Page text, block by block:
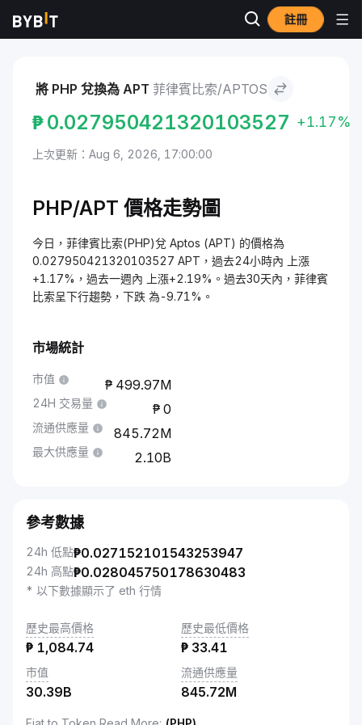
註冊
市場 Aptos 價格 APT 菲律賓比索 to Aptos
將 PHP 兌換為 APT 菲律賓比索/APTOS
₱0.027950421320103527 +1.17%
上次更新：Aug 6, 2026, 17:00:00
PHP/APT 價格走勢圖
今日，菲律賓比索(PHP)兌 Aptos (APT) 的價格為
0.027950421320103527 APT，過去24小時內 上漲
+1.17%，過去一週內 上漲+2.19%。過去30天內，菲律賓
比索呈下行趨勢，下跌 為-9.71%。
市場統計
市值 499.97M
24H 交易量 0
流通供應量 845.72M
最大供應量 2.10B
參考數據
24h 低點₱0.027152101543253947
24h 高點₱0.028045750178630483
* 以下數據顯示了 eth 行情
歷史最高價格
₱ 1,084.74
歷史最低價格
₱ 33.41
市值
30.39B
流通供應量
845.72M